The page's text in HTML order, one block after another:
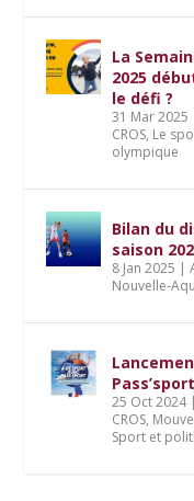
La
2025
le défi ?
31 Mar 2025
CROS, Le
olympique
Bilan du
saison
8 Jan 2025 |
Nouvelle-
25 Oct 2024
CROS,
Sport et